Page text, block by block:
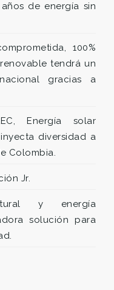
de energía sin
100%
tendrá un
gracias a
Energía solar
diversidad a
Colombia.
Jr.
y energía
solución para